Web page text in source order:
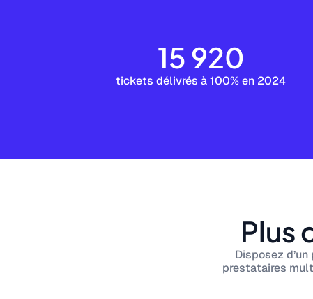
15 920
tickets délivrés à 100% en 2024
Plus
Disposez
prestataires